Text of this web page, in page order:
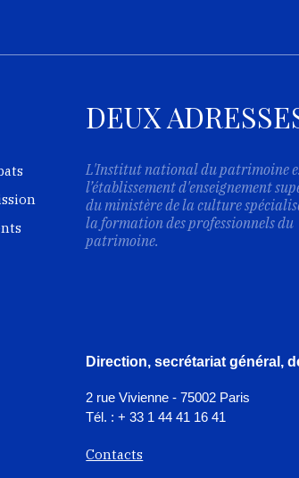
DEUX
L'Institut national du patrimoine
l’établissement d'enseignement
du ministère de la culture
la formation des professionnels du
patrimoine.
Direction, secrétariat général,
2 rue Vivienne - 75002 Paris
Tél. : + 33 1 44 41 16 41
Contacts